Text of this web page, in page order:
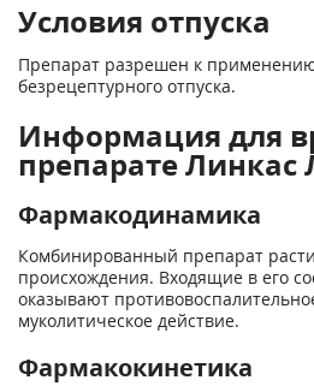
Условия отпуска
Препарат разрешен к применению
безрецептурного отпуска.
Информация для
препарате Линкас
Фармакодинамика
Комбинированный препарат
происхождения. Входящие в его
оказывают
муколитическое действие.
Фармакокинетика